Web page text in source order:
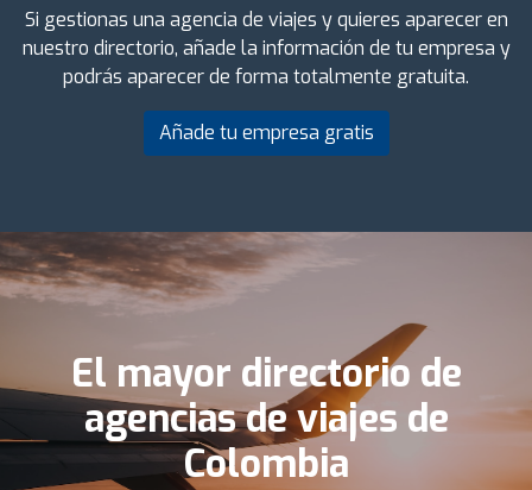
Si gestionas una agencia de viajes y quieres aparecer en
nuestro directorio, añade la información de tu empresa y
podrás aparecer de forma totalmente gratuita.
Añade tu empresa gratis
El mayor directorio de
agencias de viajes de
Colombia